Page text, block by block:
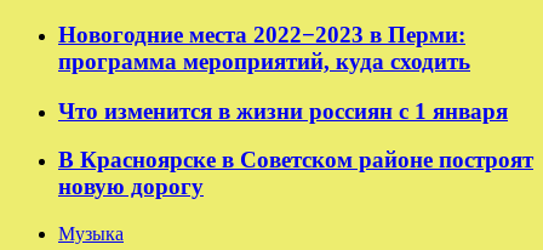
Новогодние места 2022−2023 в Перми:
программа мероприятий, куда сходить
Что изменится в жизни россиян с 1 января
В Красноярске в Советском районе построят
новую дорогу
Музыка